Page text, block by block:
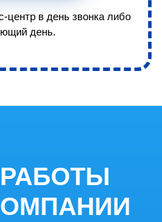
центр в день звонка либо
день.